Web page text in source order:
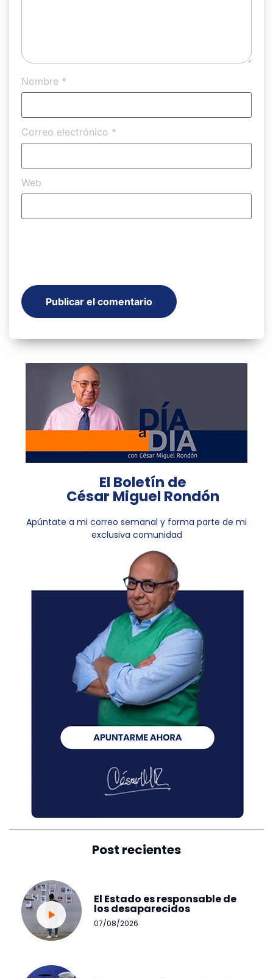
Nombre *
Correo electrónico *
Web
El Boletín de
César Miguel Rondón
Apúntate a mi correo semanal y forma parte de mi
exclusiva comunidad
Post recientes
El Estado es responsable de
los desaparecidos
07/08/2026